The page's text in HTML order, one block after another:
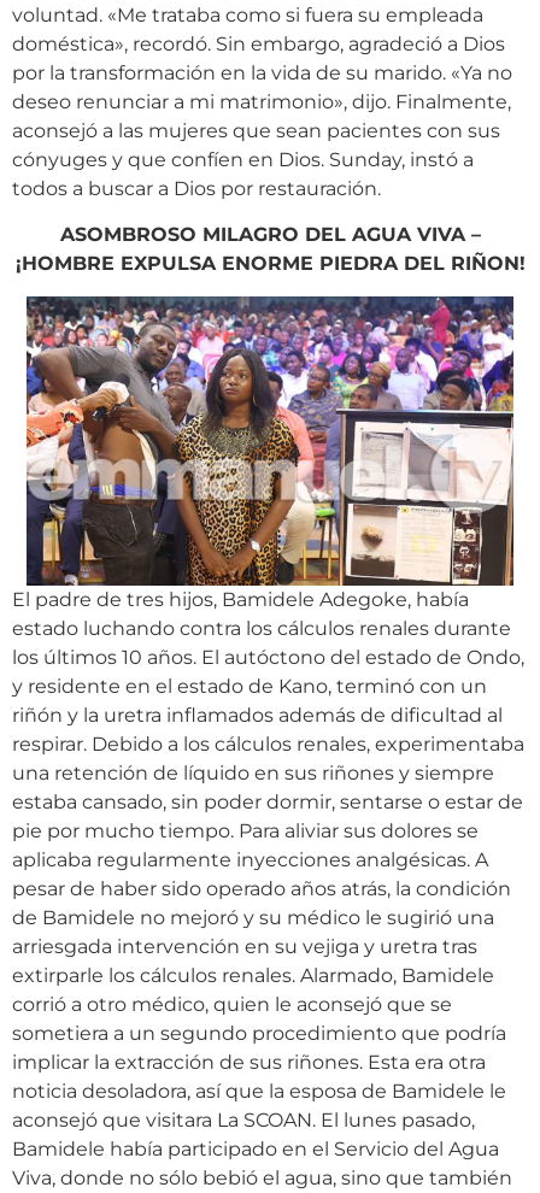
voluntad. «Me trataba como si fuera su empleada
doméstica», recordó. Sin embargo, agradeció a Dios
por la transformación en la vida de su marido. «Ya no
deseo renunciar a mi matrimonio», dijo. Finalmente,
aconsejó a las mujeres que sean pacientes con sus
cónyuges y que confíen en Dios. Sunday, instó a
todos a buscar a Dios por restauración.
ASOMBROSO MILAGRO DEL AGUA VIVA –
¡HOMBRE EXPULSA ENORME PIEDRA DEL RIÑON!
El padre de tres hijos, Bamidele Adegoke, había
estado luchando contra los cálculos renales durante
los últimos 10 años. El autóctono del estado de Ondo,
y residente en el estado de Kano, terminó con un
riñón y la uretra inflamados además de dificultad al
respirar. Debido a los cálculos renales, experimentaba
una retención de líquido en sus riñones y siempre
estaba cansado, sin poder dormir, sentarse o estar de
pie por mucho tiempo. Para aliviar sus dolores se
aplicaba regularmente inyecciones analgésicas. A
pesar de haber sido operado años atrás, la condición
de Bamidele no mejoró y su médico le sugirió una
arriesgada intervención en su vejiga y uretra tras
extirparle los cálculos renales. Alarmado, Bamidele
corrió a otro médico, quien le aconsejó que se
sometiera a un segundo procedimiento que podría
implicar la extracción de sus riñones. Esta era otra
noticia desoladora, así que la esposa de Bamidele le
aconsejó que visitara La SCOAN. El lunes pasado,
Bamidele había participado en el Servicio del Agua
Viva, donde no sólo bebió el agua, sino que también